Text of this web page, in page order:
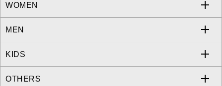
WOMEN
a.v.v
MICHEL KLEIN
MK MICHEL KLEIN
MEN
a.v.v
MICHEL KLEIN HOMME
KIDS
a.v.v
OTHERS